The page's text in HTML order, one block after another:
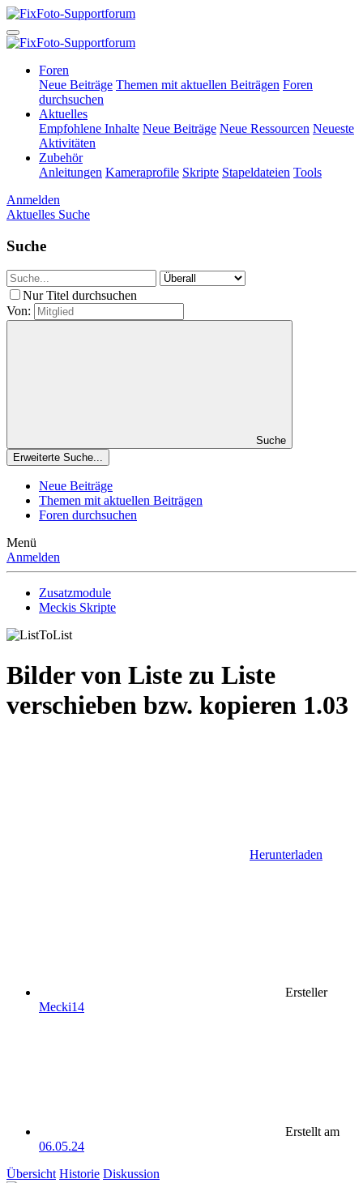
Foren
Neue Beiträge Themen mit aktuellen Beiträgen Foren
durchsuchen
Aktuelles
Empfohlene Inhalte Neue Beiträge Neue Ressourcen Neueste
Aktivitäten
Zubehör
Anleitungen Kameraprofile Skripte Stapeldateien Tools
Anmelden
Aktuelles Suche
Suche
Nur Titel durchsuchen
Von:
Suche
Erweiterte Suche...
Neue Beiträge
Themen mit aktuellen Beiträgen
Foren durchsuchen
Menü
Anmelden
Zusatzmodule
Meckis Skripte
Bilder von Liste zu Liste
verschieben bzw. kopieren 1.03
Herunterladen
Ersteller
Mecki14
Erstellt am
06.05.24
Übersicht Historie Diskussion